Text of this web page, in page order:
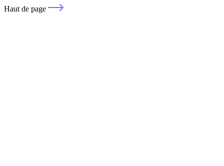
Haut de page